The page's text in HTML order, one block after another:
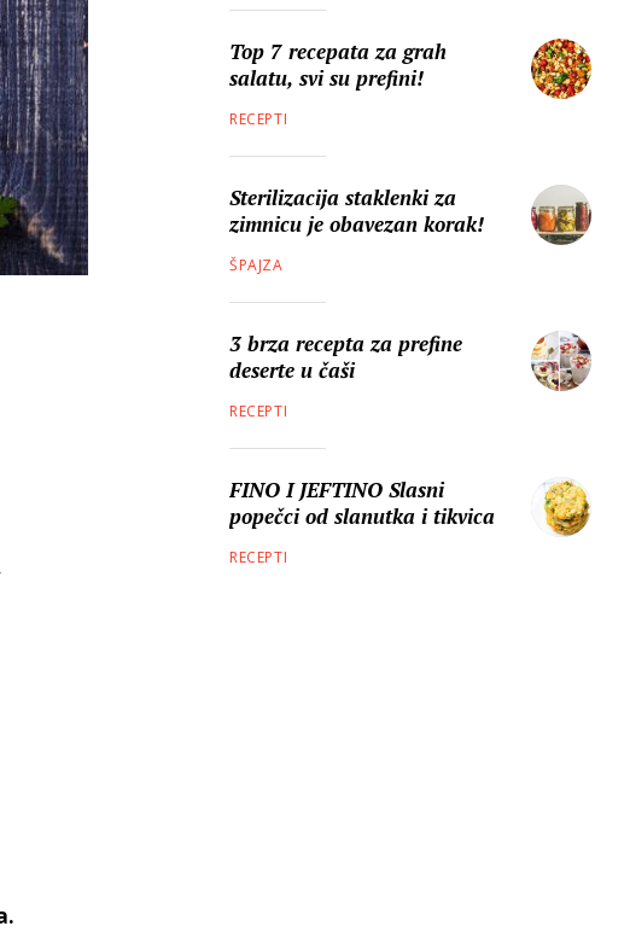
Top 7 recepata za grah
salatu, svi su prefini!
RECEPTI
Sterilizacija staklenki za
zimnicu je obavezan korak!
ŠPAJZA
3 brza recepta za prefine
deserte u čaši
RECEPTI
FINO I JEFTINO Slasni
popečci od slanutka i tikvica
RECEPTI